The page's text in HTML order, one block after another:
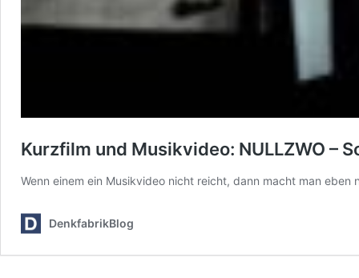
Kurzfilm und Musikvideo: NULLZWO –
Wenn einem ein Musikvideo nicht reicht, dann macht man eben
DenkfabrikBlog